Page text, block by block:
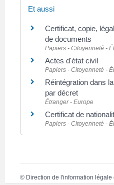
Et aussi
Certificat, copie,
de documents
Papiers - Citoyenneté -
Actes d'état civil
Papiers - Citoyenneté -
Réintégration dans
par décret
Étranger - Europe
Certificat de
Papiers - Citoyenneté -
© Direction de l'information légale